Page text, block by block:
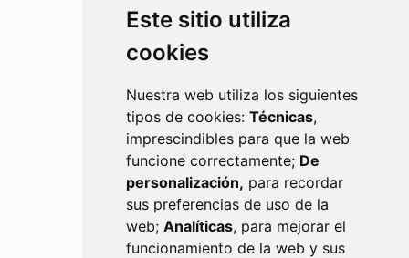
Este sitio utiliza
cookies
Nuestra web utiliza los siguientes
tipos de cookies: Técnicas,
imprescindibles para que la web
funcione correctamente; De
personalización, para recordar
sus preferencias de uso de la
web; Analíticas, para mejorar el
funcionamiento de la web y sus